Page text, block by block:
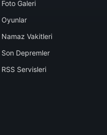
Foto Galeri
Oyunlar
Namaz Vakitleri
Son Depremler
RSS Servisleri